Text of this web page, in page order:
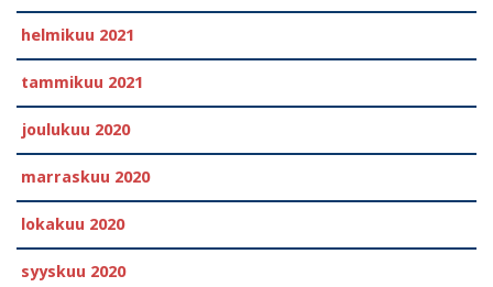
helmikuu 2021
tammikuu 2021
joulukuu 2020
marraskuu 2020
lokakuu 2020
syyskuu 2020